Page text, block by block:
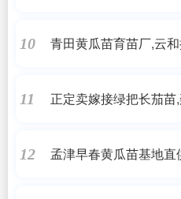
10
青田黄瓜苗育苗厂,云
11
正定卖嫁接绿把长茄苗
12
孟津早春黄瓜苗基地直